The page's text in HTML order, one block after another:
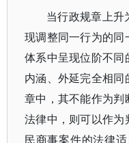
当行政规章上升
现调整同一行为的
体系中呈现位阶不
内涵、外延完全相
章中，其不能作为
法律中，则可以作
民商事案件的法律